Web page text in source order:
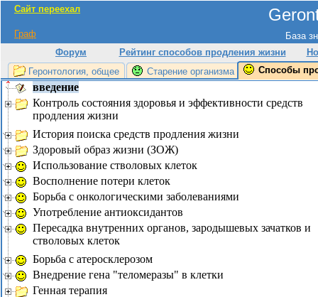
Сайт переехал
База
Граф
Форум
Рейтинг способов продления жизни
Геронтология, общее
Старение организма Способы
введение
Контроль состояния здоровья и эффективности средств
продления жизни
История поиска средств продления жизни
Здоровый образ жизни (ЗОЖ)
Использование стволовых клеток
Восполнение потери клеток
Борьба с онкологическими заболеваниями
Употребление антиоксидантов
Пересадка внутренних органов, зародышевых зачатков и
стволовых клеток
Борьба с атеросклерозом
Внедрение гена "теломеразы" в клетки
Генная терапия